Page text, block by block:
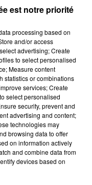
Pyrénées
est notre priorité
processing based on
and/or access
advertising; Create
to select personalised
Measure content
statistics or combinations
services; Create
select personalised
security, prevent and
advertising and content;
technologies may
browsing data to offer
on information actively
and combine data from
devices based on